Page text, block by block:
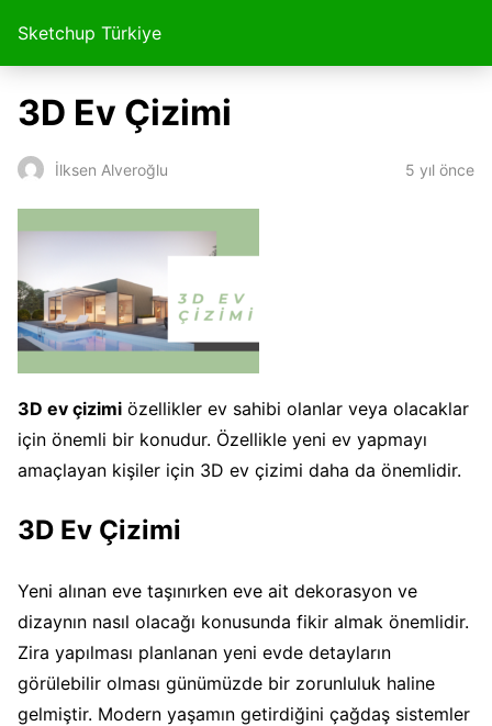
Sketchup Türkiye
3D Ev Çizimi
İlksen Alveroğlu 5 yıl önce
3D ev çizimi özellikler ev sahibi olanlar veya olacaklar
için önemli bir konudur. Özellikle yeni ev yapmayı
amaçlayan kişiler için 3D ev çizimi daha da önemlidir.
3D Ev Çizimi
Yeni alınan eve taşınırken eve ait dekorasyon ve
dizaynın nasıl olacağı konusunda fikir almak önemlidir.
Zira yapılması planlanan yeni evde detayların
görülebilir olması günümüzde bir zorunluluk haline
gelmiştir. Modern yaşamın getirdiğini çağdaş sistemler